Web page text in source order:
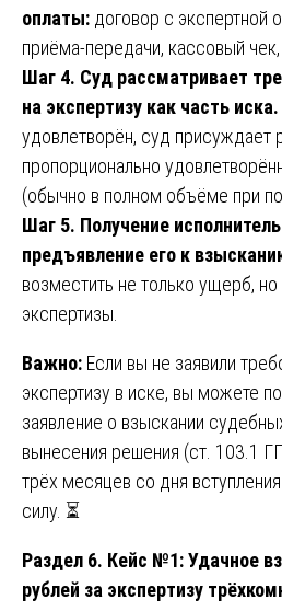
оплаты: договор с экспертной
приёма-передачи, кассовый чек,
Шаг 4. Суд рассматривает
на экспертизу как часть иска.
удовлетворён, суд присуждает
пропорционально
(обычно в полном объёме при
Шаг 5. Получение
предъявление его к
возместить не только ущерб,
экспертизы.
Важно: Если вы не заявили
экспертизу в иске, вы можете
заявление о взыскании
вынесения решения (ст. 103.1
трёх месяцев со дня
силу. ⏳
Раздел 6. Кейс №1: Удачное
рублей за экспертизу